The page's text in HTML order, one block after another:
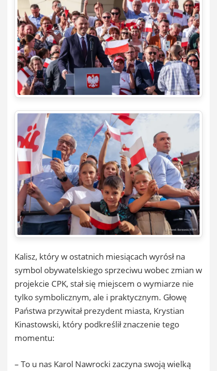
Kalisz, który w ostatnich miesiącach wyrósł na
symbol obywatelskiego sprzeciwu wobec zmian w
projekcie CPK, stał się miejscem o wymiarze nie
tylko symbolicznym, ale i praktycznym. Głowę
Państwa przywitał prezydent miasta, Krystian
Kinastowski, który podkreślił znaczenie tego
momentu:
– To u nas Karol Nawrocki zaczyna swoją wielką